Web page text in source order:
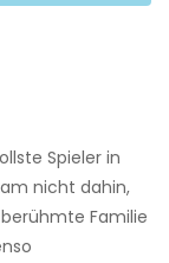
Spieler in
nicht dahin,
Familie